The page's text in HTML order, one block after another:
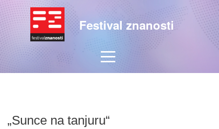
Festival znanosti
„Sunce na tanjuru“